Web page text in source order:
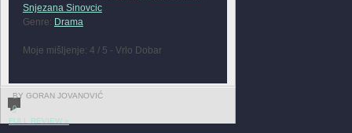
Snjezana Sinovcic
Genre: Drama
Moje mišljenje: 4 / 5 - Vrlo Dobar
BY GORAN JOVANOVIĆ
0
FULL REVIEW »